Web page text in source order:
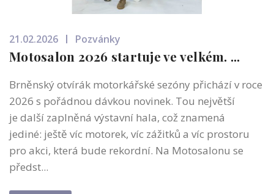
21.02.2026 Pozvánky
Motosalon 2026 startuje ve velkém. ...
Brněnský otvírák motorkářské sezóny přichází v roce
2026 s pořádnou dávkou novinek. Tou největší
je další zaplněná výstavní hala, což znamená
jediné: ještě víc motorek, víc zážitků a víc prostoru
pro akci, která bude rekordní. Na Motosalonu se
předst...